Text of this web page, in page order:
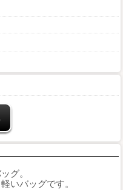
グ。
いバッグです。